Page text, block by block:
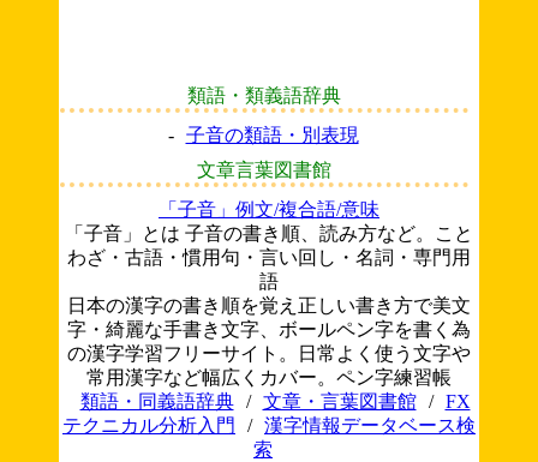
類語・類義語辞典
-
子音の類語・別表現
文章言葉図書館
「子音」例文/複合語/意味
「子音」とは 子音の書き順、読み方など。こと
わざ・古語・慣用句・言い回し・名詞・専門用
語
日本の漢字の書き順を覚え正しい書き方で美文
字・綺麗な手書き文字、ボールペン字を書く為
の漢字学習フリーサイト。日常よく使う文字や
常用漢字など幅広くカバー。ペン字練習帳
類語・同義語辞典
/ 文章・言葉図書館 /
FX
テクニカル分析入門
/ 漢字情報データベース検
索